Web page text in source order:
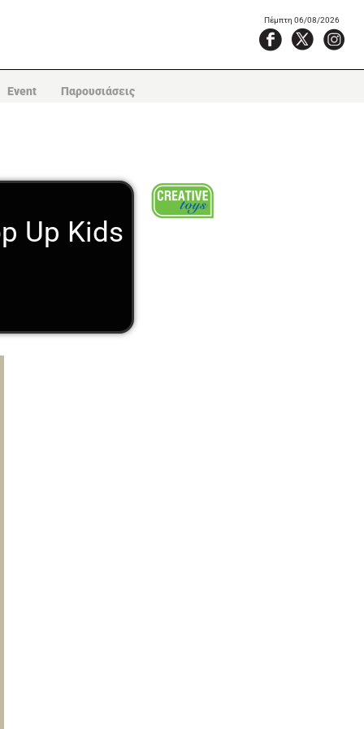
Πέμπτη 06/08/2026
Event Παρουσιάσεις
Up Kids